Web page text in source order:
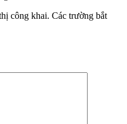
công khai. Các trường bắt